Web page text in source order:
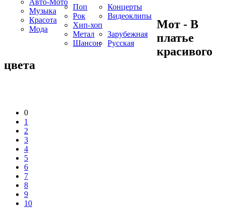
Авто-Мото
Музыка
Красота
Мода
Поп
Рок
Хип-хоп
Метал
Шансон
Концерты
Видеоклипы
Зарубежная
Русская
Мот - В
платье
красивого
цвета
0
1
2
3
4
5
6
7
8
9
10